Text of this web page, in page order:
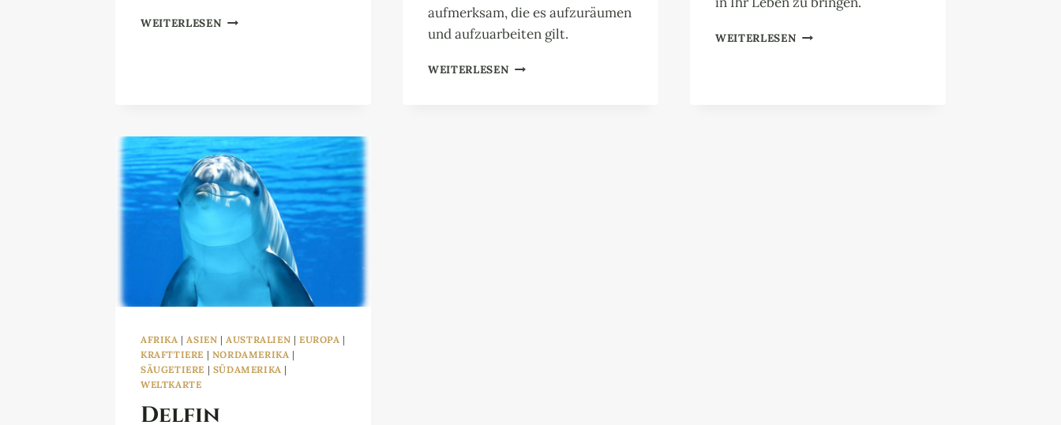
WEITERLESEN ZAUNKÖNIG
aufmerksam, die es aufzuräumen
und aufzuarbeiten gilt.
WEITERLESEN RATTE
WEITERLESEN PAPAGEI
AFRIKA | ASIEN | AUSTRALIEN | EUROPA |
KRAFTTIERE | NORDAMERIKA |
SÄUGETIERE | SÜDAMERIKA |
WELTKARTE
Delfin